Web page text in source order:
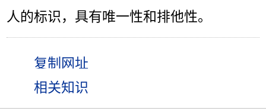
人的标识，具有唯一性和排他性。
相关知识